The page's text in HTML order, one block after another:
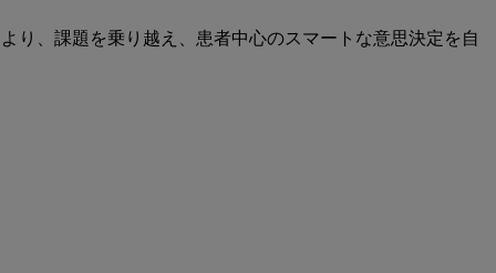
り、課題を乗り越え、患者中心のスマートな意思決定を自